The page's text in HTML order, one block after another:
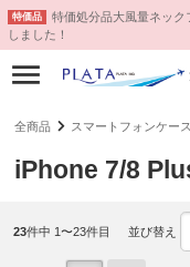
特価品
特価処分品大風量ネッ
しました！
全商品 スマートフォンケース
iPhone 7/8
23件中 1〜23件目 並び替え